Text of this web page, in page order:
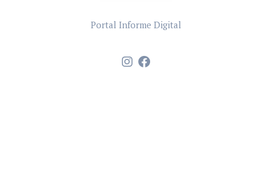
Portal Informe Digital